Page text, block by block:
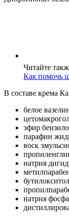
Читайте
Как помочь
В составе крема
белое
эфир
парафин
воск
натрия
натрия